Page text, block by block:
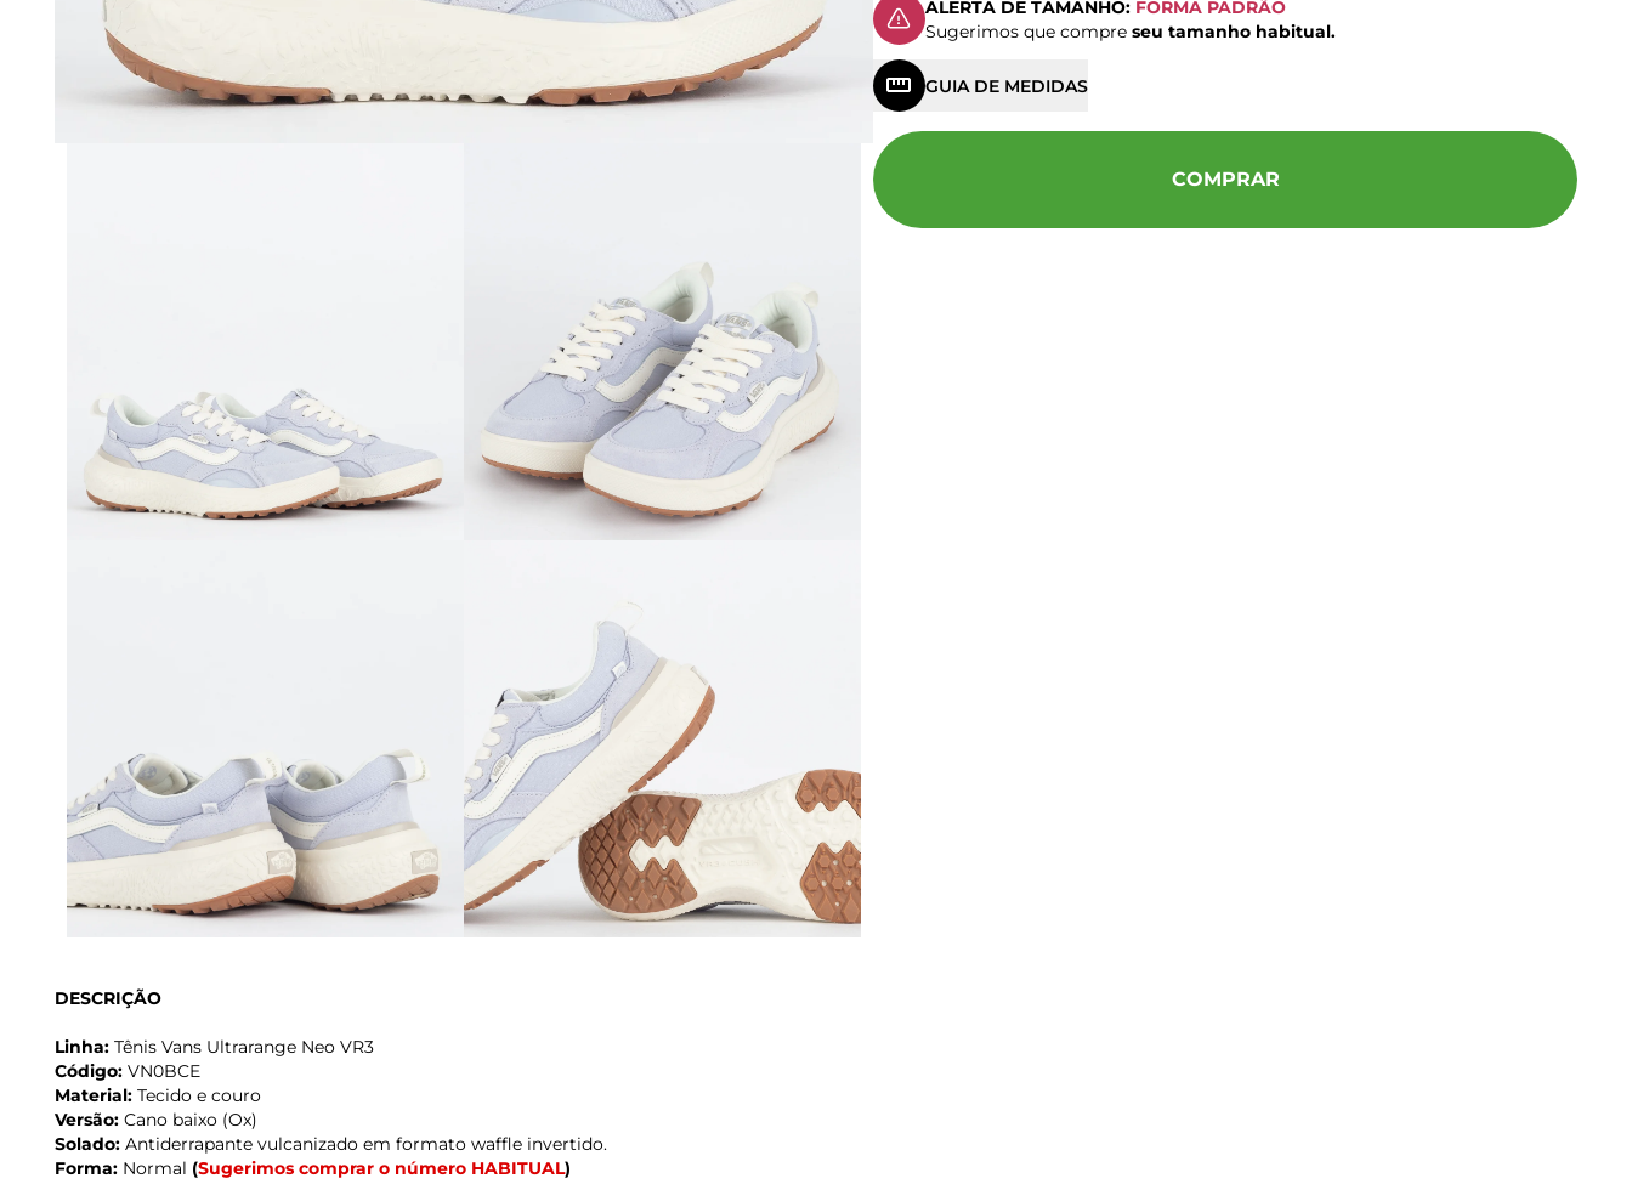
DESCRIÇÃO
Linha: Tênis Vans Ultrarange Neo VR3
Código: VN0BCE
Material: Tecido e couro
Versão: Cano baixo (Ox)
Solado: Antiderrapante vulcanizado em formato waffle invertido.
Forma: Normal (Sugerimos comprar o número HABITUAL)
ALERTA DE TAMANHO: FORMA PADRÃO
Sugerimos que compre seu tamanho habitual.
GUIA DE MEDIDAS
COMPRAR